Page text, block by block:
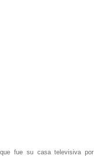
fue su casa televisiva por